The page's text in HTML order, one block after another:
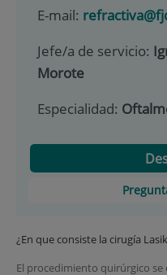
E-mail:
Jefe/a de servicio:
Morote
Especialidad:
¿En que consiste la cirugía
El procedimiento quirúrgico se